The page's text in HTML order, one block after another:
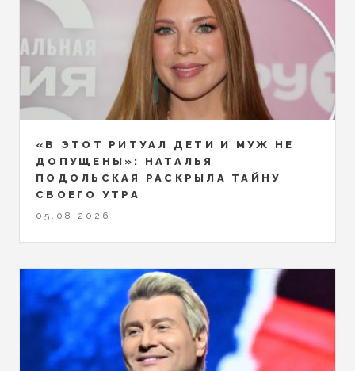
«В ЭТОТ РИТУАЛ ДЕТИ И МУЖ НЕ
ДОПУЩЕНЫ»: НАТАЛЬЯ
ПОДОЛЬСКАЯ РАСКРЫЛА ТАЙНУ
СВОЕГО УТРА
05.08.2026